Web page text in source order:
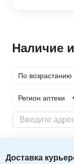
Наличие
По
Регион аптеки
Доставка
Доставка